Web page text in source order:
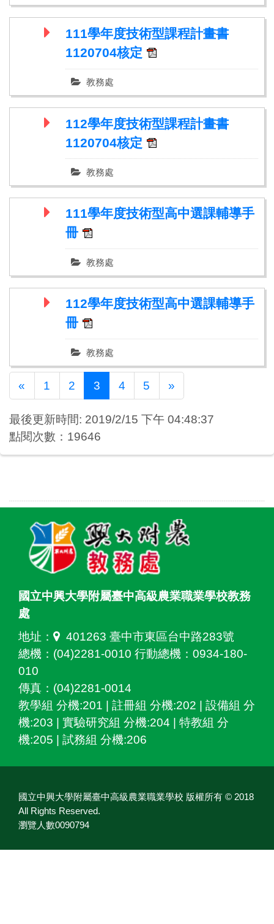
111學年度技術型課程計畫書
1120704核定
教務處
112學年度技術型課程計畫書
1120704核定
教務處
111學年度技術型高中選課輔導手
冊
教務處
112學年度技術型高中選課輔導手
冊
教務處
« Previous
1 2 3 4 5 »
最後更新時間: 2019/2/15 下午 04:48:37
點閱次數：19646
國立中興大學附屬臺中高級農業職業學校教務
處
地址：
401263 臺中市東區台中路283號
總機：(04)2281-0010 行動總機：0934-180-
010
傳真：(04)2281-0014
教學組 分機:201 | 註冊組 分機:202 | 設備組 分
機:203 | 實驗研究組 分機:204 | 特教組 分
機:205 | 試務組 分機:206
國立中興大學附屬臺中高級農業職業學校 版權所有 © 2018
All Rights Reserved.
瀏覽人數0090794